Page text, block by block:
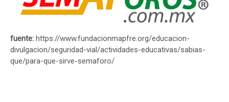
fuente: https://www.fundacionmapfre.org/educacion-
divulgacion/seguridad-vial/actividades-educativas/sabias-
que/para-que-sirve-semaforo/